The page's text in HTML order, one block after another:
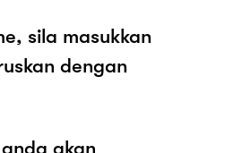
sila masukkan
dengan
akan